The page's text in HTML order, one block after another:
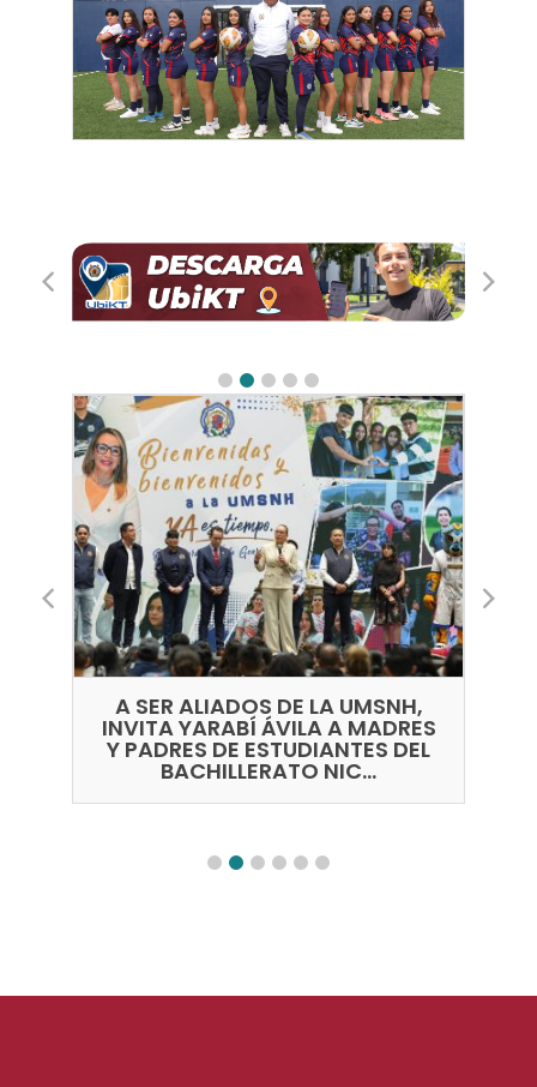
A SER ALIADOS DE LA UMSNH,
INVITA YARABÍ ÁVILA A MADRES
Y PADRES DE ESTUDIANTES DEL
BACHILLERATO NIC...